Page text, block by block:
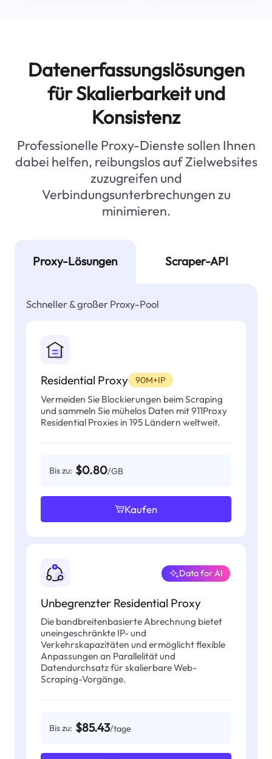
Datenerfassungslösungen
für Skalierbarkeit und
Konsistenz
Professionelle Proxy-Dienste sollen Ihnen
dabei helfen, reibungslos auf Zielwebsites
zuzugreifen und
Verbindungsunterbrechungen zu
minimieren.
Proxy-Lösungen Scraper-API
Schneller & großer Proxy-Pool
Residential Proxy 90M+IP
Vermeiden Sie Blockierungen beim Scraping
und sammeln Sie mühelos Daten mit 911Proxy
Residential Proxies in 195 Ländern weltweit.
Bis zu: $0.80/GB
Kaufen
Unbegrenzter Residential Proxy
Data for AI
Die bandbreitenbasierte Abrechnung bietet
uneingeschränkte IP- und
Verkehrskapazitäten und ermöglicht flexible
Anpassungen an Parallelität und
Datendurchsatz für skalierbare Web-
Scraping-Vorgänge.
Bis zu: $85.43/tage